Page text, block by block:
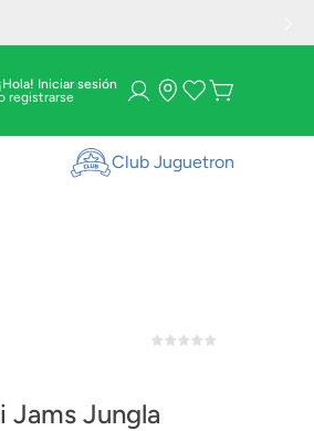
¡Hola! Iniciar sesión
Club Juguetron
Jams Jungla